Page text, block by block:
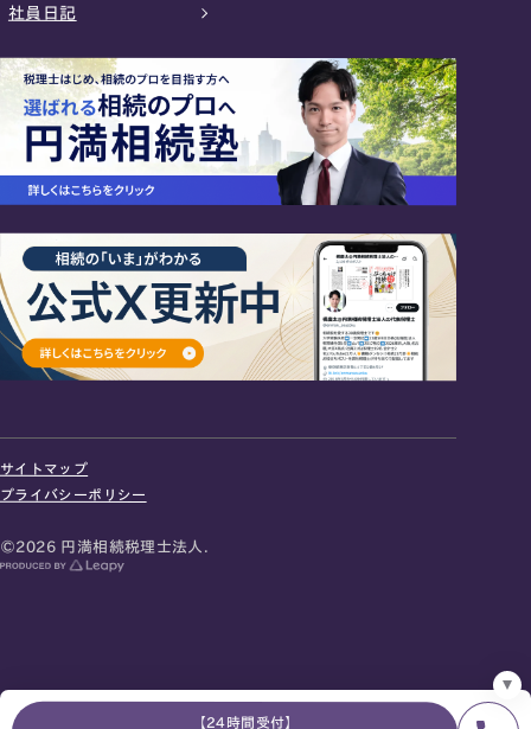
【24時間受付】
お急ぎの方は電話で面談予約
社員日記
サイトマップ
プライバシーポリシー
©2026 円満相続税理士法人.